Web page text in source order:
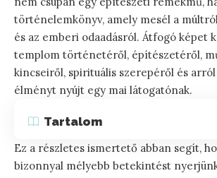
történelemkönyv, amely mesél a
és az emberi odaadásról. Átfogó képet
templom történetéről, építészetéről,
kincseiről, spirituális szerepéről és
élményt nyújt egy mai látogatónak.
Tartalom
Ez a részletes ismertető abban segít,
bizonnyal mélyebb betekintést